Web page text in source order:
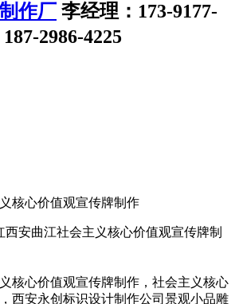
作厂 李经理：173-9177-
2986-4225
核心价值观宣传牌制作
安曲江社会主义核心价值观宣传牌制
核心价值观宣传牌制作，社会主义核心
西安永创标识设计制作公司景观小品雕